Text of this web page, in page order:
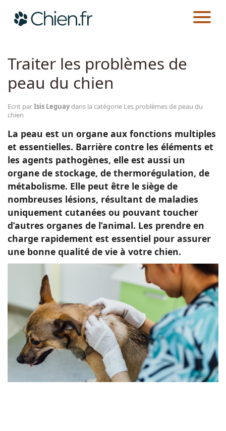
Races
CHIEN.FR GUIDES SANTÉ LES PROBLÈMES DE PEAU DU CHIEN
Traiter les problèmes de
peau du chien
Ecrit parIsis Leguaydans la catégorie Les problèmes de peau du
chien
La peau est un organe aux fonctions multiples
et essentielles. Barrière contre les éléments et
les agents pathogènes, elle est aussi un
organe de stockage, de thermorégulation, de
métabolisme. Elle peut être le siège de
nombreuses lésions, résultant de maladies
uniquement cutanées ou pouvant toucher
d’autres organes de l’animal. Les prendre en
charge rapidement est essentiel pour assurer
une bonne qualité de vie à votre chien.